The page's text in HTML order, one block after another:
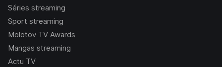
Séries streaming
Sport streaming
Molotov TV Awards
Mangas streaming
Actu TV